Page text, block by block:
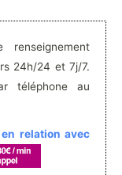
24h/24 et 7j/7.
téléphone au
relation avec